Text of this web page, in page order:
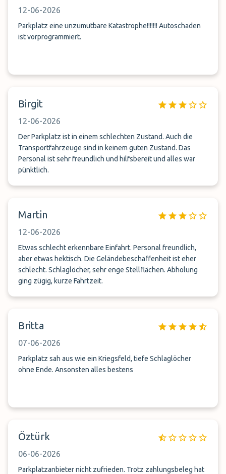
12-06-2026
Parkplatz eine unzumutbare Katastrophe!!!!!!! Autoschaden
ist vorprogrammiert.
Birgit
12-06-2026
Der Parkplatz ist in einem schlechten Zustand. Auch die
Transportfahrzeuge sind in keinem guten Zustand. Das
Personal ist sehr freundlich und hilfsbereit und alles war
pünktlich.
Martin
12-06-2026
Etwas schlecht erkennbare Einfahrt. Personal freundlich,
aber etwas hektisch. Die Geländebeschaffenheit ist eher
schlecht. Schlaglöcher, sehr enge Stellflächen. Abholung
ging zügig, kurze Fahrtzeit.
Britta
07-06-2026
Parkplatz sah aus wie ein Kriegsfeld, tiefe Schlaglöcher
ohne Ende. Ansonsten alles bestens
Öztürk
06-06-2026
Parkplatzanbieter nicht zufrieden. Trotz zahlungsbeleg hat